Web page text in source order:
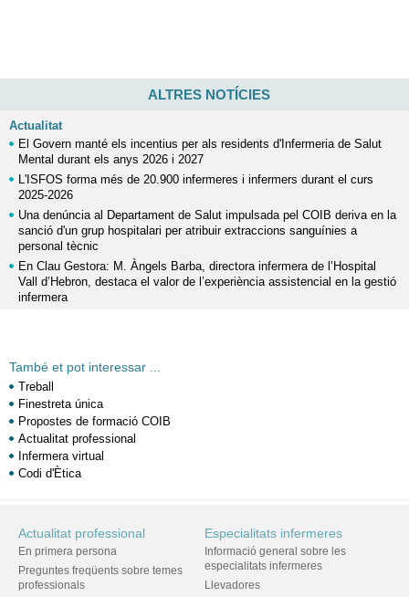
ALTRES NOTÍCIES
Actualitat
El Govern manté els incentius per als residents d'Infermeria de Salut
Mental durant els anys 2026 i 2027
L'ISFOS forma més de 20.900 infermeres i infermers durant el curs
2025-2026
Una denúncia al Departament de Salut impulsada pel COIB deriva en la
sanció d'un grup hospitalari per atribuir extraccions sanguínies a
personal tècnic
En Clau Gestora: M. Àngels Barba, directora infermera de l’Hospital
Vall d’Hebron, destaca el valor de l’experiència assistencial en la gestió
infermera
També et pot interessar ...
Treball
Finestreta única
Propostes de formació COIB
Actualitat professional
Infermera virtual
Codi d'Ètica
Actualitat professional
En primera persona
Preguntes freqüents sobre temes
professionals
Especialitats infermeres
Informació general sobre les
especialitats infermeres
Llevadores